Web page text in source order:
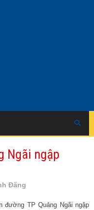
Ngãi ngập
Đăng
đường TP Quảng Ngãi ngập